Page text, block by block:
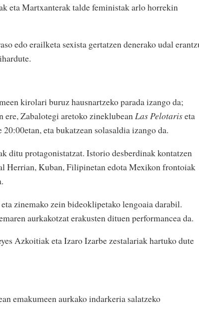
eta Martxanterak talde feministak arlo horrekin
edo erailketa sexista gertatzen denerako udal
kirolari buruz hausnartzeko parada izango da;
Zabalotegi aretoko zineklubeanLas Pelotariseta
eta bukatzean solasaldia izango da.
ditu protagonistatzat. Istorio desberdinak kontatzen
Herrian, Kuban, Filipinetan edota Mexikon frontoiak
zinemako zein bideoklipetako lengoaia darabil.
aurkakotzat erakusten dituen performancea da.
Azkoitiak eta Izaro Izarbe zestalariak hartuko dute
emakumeen aurkako indarkeria salatzeko